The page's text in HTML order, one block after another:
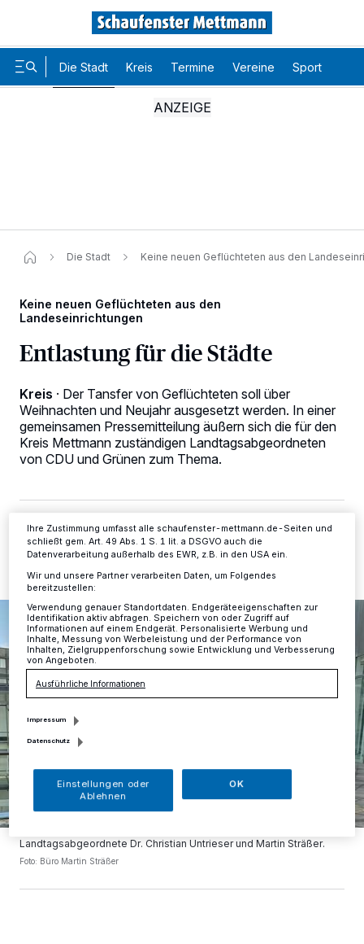
Die Stadt Kreis Termine Vereine Sport
Die Stadt Keine neuen Geflüchteten aus den
Keine neuen Geflüchteten aus den
Landeseinrichtungen
Entlastung für die Städte
Kreis · Der Tansfer von Geflüchteten soll über
Weihnachten und Neujahr ausgesetzt werden. In einer
gemeinsamen Pressemitteilung äußern sich die für den
Kreis Mettmann zuständigen Landtagsabgeordneten
von CDU und Grünen zum Thema.
22.12.2023 , 09:56 Uhr 2 Minuten Lesezeit
Landtagsabgeordnete Dr. Christian Untrieser und Martin Sträßer.
Foto: Büro Martin Sträßer
Wir und unsere218-Partner speichern und greifen auf
Kennungen auf Ihrem Gerät zu. Durch Auswahl von OK aktivieren Sie
Tracking-Technologien für die unter „Wir und unsere Partner
verarbeiten Daten, um Ihnen Dienste bereitzustellen“ aufgeführten
Zwecke. Wenn Tracker deaktiviert sind, sind manche Inhalte und
Anzeigen möglicherweise nicht mehr so relevant für Sie. Sie können
dieses Menü jederzeit wieder aufrufen, um Ihre Einstellungen zu
Ihre Zustimmung umfasst alle schaufenster-mettmann.de-Seiten und
schließt gem. Art. 49 Abs. 1 S. 1 lit. a DSGVO auch die
Datenverarbeitung außerhalb des EWR, z.B. in den USA ein.
Wir und unsere Partner verarbeiten Daten, um Folgendes
bereitzustellen:
Verwendung genauer Standortdaten. Endgeräteeigenschaften zur
Identifikation aktiv abfragen. Speichern von oder Zugriff auf
Informationen auf einem Endgerät. Personalisierte Werbung und
Inhalte, Messung von Werbeleistung und der Performance von
Inhalten, Zielgruppenforschung sowie Entwicklung und Verbesserung
von Angeboten.
Ausführliche Informationen
Impressum
Datenschutz
Einstellungen oder
Ablehnen
OK